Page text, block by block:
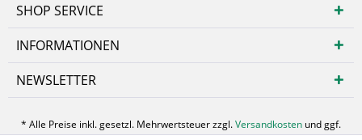
SHOP SERVICE
INFORMATIONEN
NEWSLETTER
* Alle Preise inkl. gesetzl. Mehrwertsteuer zzgl.Versandkosten und ggf.